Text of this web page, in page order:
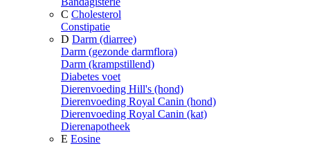
C Cholesterol
Constipatie
D Darm (diarree)
Darm (gezonde darmflora)
Darm (krampstillend)
Diabetes voet
Dierenvoeding Hill's (hond)
Dierenvoeding Royal Canin (hond)
Dierenvoeding Royal Canin (kat)
Dierenapotheek
E Eosine